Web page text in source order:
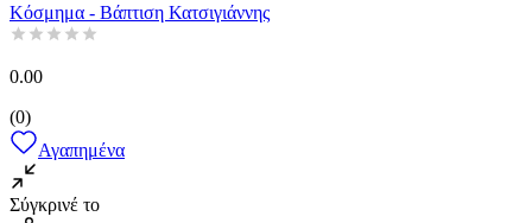
Κόσμημα - Βάπτιση Κατσιγιάννης
0.00
(0)
Αγαπημένα
Σύγκρινέ το